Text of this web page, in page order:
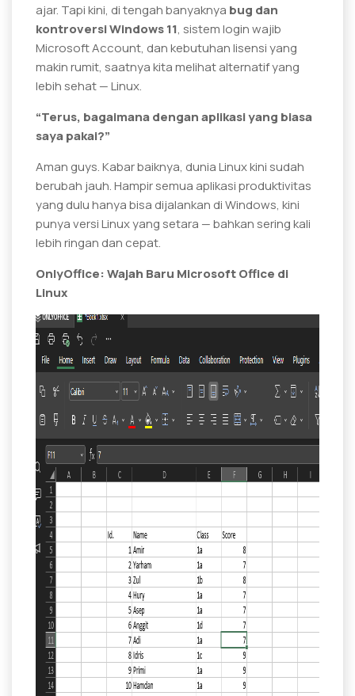
ajar. Tapi kini, di tengah banyaknya bug dan
kontroversi Windows 11, sistem login wajib
Microsoft Account, dan kebutuhan lisensi yang
makin rumit, saatnya kita melihat alternatif yang
lebih sehat — Linux.
“Terus, bagaimana dengan aplikasi yang biasa
saya pakai?”
Aman guys. Kabar baiknya, dunia Linux kini sudah
berubah jauh. Hampir semua aplikasi produktivitas
yang dulu hanya bisa dijalankan di Windows, kini
punya versi Linux yang setara — bahkan sering kali
lebih ringan dan cepat.
OnlyOffice: Wajah Baru Microsoft Office di
Linux